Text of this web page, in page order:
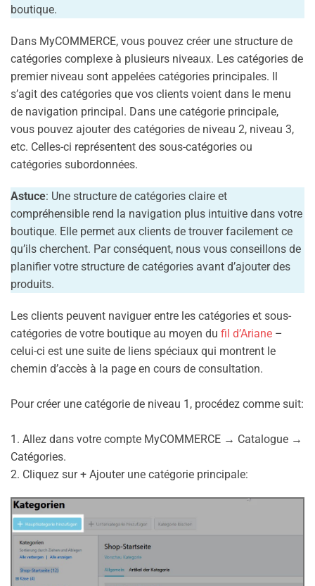
boutique.
Dans MyCOMMERCE, vous pouvez créer une structure de
catégories complexe à plusieurs niveaux. Les catégories de
premier niveau sont appelées catégories principales. Il
s’agit des catégories que vos clients voient dans le menu
de navigation principal. Dans une catégorie principale,
vous pouvez ajouter des catégories de niveau 2, niveau 3,
etc. Celles-ci représentent des sous-catégories ou
catégories subordonnées.
Astuce: Une structure de catégories claire et
compréhensible rend la navigation plus intuitive dans votre
boutique. Elle permet aux clients de trouver facilement ce
qu’ils cherchent. Par conséquent, nous vous conseillons de
planifier votre structure de catégories avant d’ajouter des
produits.
Les clients peuvent naviguer entre les catégories et sous-
catégories de votre boutique au moyen du fil d’Ariane –
celui-ci est une suite de liens spéciaux qui montrent le
chemin d’accès à la page en cours de consultation.
Pour créer une catégorie de niveau 1, procédez comme suit:
1. Allez dans votre compte MyCOMMERCE → Catalogue →
Catégories.
2. Cliquez sur + Ajouter une catégorie principale: